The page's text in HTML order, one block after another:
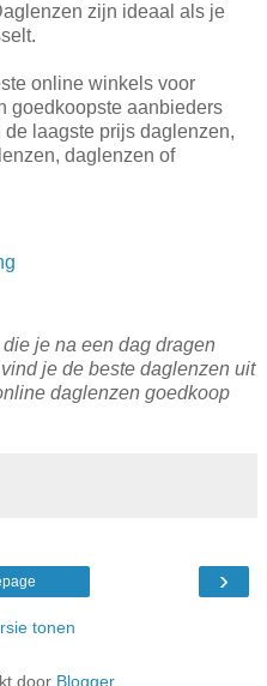
zijn ideaal als je
online winkels voor
goedkoopste aanbieders
laagste prijs daglenzen,
daglenzen of
je na een dag dragen
je de beste daglenzen uit
daglenzen goedkoop
›
tonen
door Blogger.